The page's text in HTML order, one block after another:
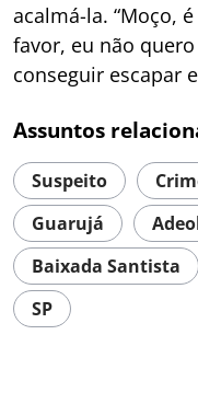
acalmá-la. “Moço,
favor, eu não
conseguir escapar
Assuntos
Suspeito
Guarujá
Baixada Santista
SP